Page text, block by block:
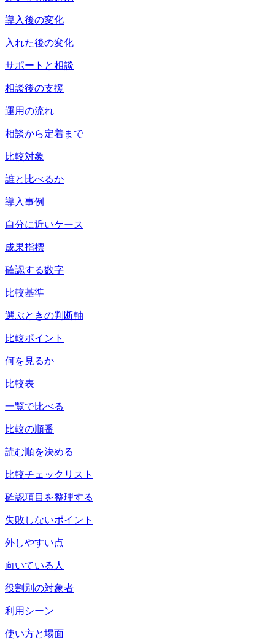
導入後の変化
入れた後の変化
サポートと相談
相談後の支援
運用の流れ
相談から定着まで
比較対象
誰と比べるか
導入事例
自分に近いケース
成果指標
確認する数字
比較基準
選ぶときの判断軸
比較ポイント
何を見るか
比較表
一覧で比べる
比較の順番
読む順を決める
比較チェックリスト
確認項目を整理する
失敗しないポイント
外しやすい点
向いている人
役割別の対象者
利用シーン
使い方と場面